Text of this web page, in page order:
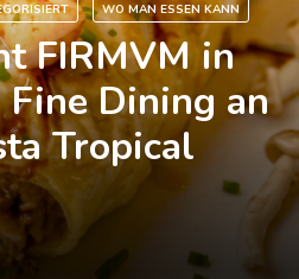
WO MAN ESSEN KANN
FIRMVM in
Dining an
Tropical